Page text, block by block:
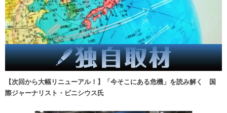
【次回から大幅リニューアル！】「今そこにある危機」を読み解く 国
際ジャーナリスト・ビニシウス氏